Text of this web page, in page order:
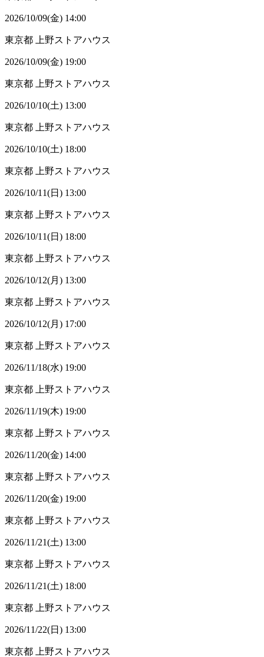
2026/10/09(金) 14:00
東京都 上野ストアハウス
2026/10/09(金) 19:00
東京都 上野ストアハウス
2026/10/10(土) 13:00
東京都 上野ストアハウス
2026/10/10(土) 18:00
東京都 上野ストアハウス
2026/10/11(日) 13:00
東京都 上野ストアハウス
2026/10/11(日) 18:00
東京都 上野ストアハウス
2026/10/12(月) 13:00
東京都 上野ストアハウス
2026/10/12(月) 17:00
東京都 上野ストアハウス
2026/11/18(水) 19:00
東京都 上野ストアハウス
2026/11/19(木) 19:00
東京都 上野ストアハウス
2026/11/20(金) 14:00
東京都 上野ストアハウス
2026/11/20(金) 19:00
東京都 上野ストアハウス
2026/11/21(土) 13:00
東京都 上野ストアハウス
2026/11/21(土) 18:00
東京都 上野ストアハウス
2026/11/22(日) 13:00
東京都 上野ストアハウス